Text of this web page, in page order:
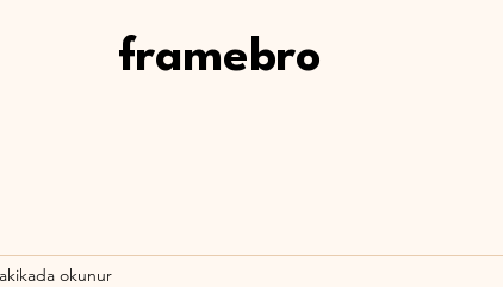
framebro
okunur